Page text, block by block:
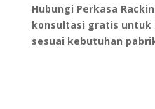
Hubungi Perkasa
konsultasi gratis untuk
sesuai kebutuhan